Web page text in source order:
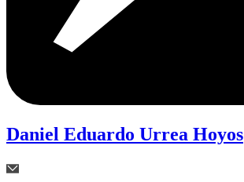
Daniel Eduardo Urrea Hoyos